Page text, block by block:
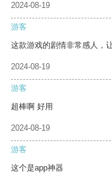
2024-08-19
游客
这款游戏的剧情非常感人，
2024-08-19
游客
超棒啊 好用
2024-08-19
游客
这个是app神器